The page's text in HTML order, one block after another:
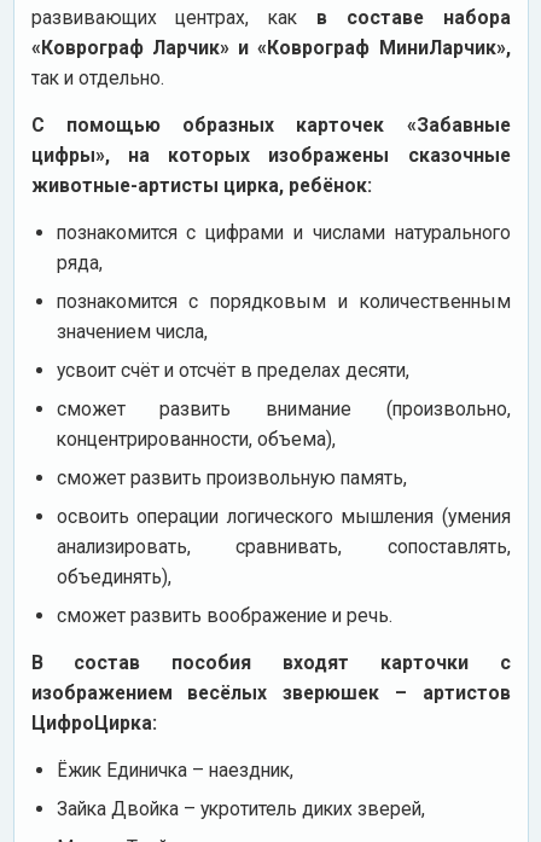
развивающих центрах, как в составе набора
«Коврограф Ларчик» и «Коврограф МиниЛарчик»,
так и отдельно.
С помощью образных карточек «Забавные
цифры», на которых изображены сказочные
животные-артисты цирка, ребёнок:
познакомится с цифрами и числами натурального
ряда,
познакомится с порядковым и количественным
значением числа,
усвоит счёт и отсчёт в пределах десяти,
сможет развить внимание (произвольно,
концентрированности, объема),
сможет развить произвольную память,
освоить операции логического мышления (умения
анализировать, сравнивать, сопоставлять,
объединять),
сможет развить воображение и речь.
В состав пособия входят карточки с
изображением весёлых зверюшек – артистов
ЦифроЦирка:
Ёжик Единичка – наездник,
Зайка Двойка – укротитель диких зверей,